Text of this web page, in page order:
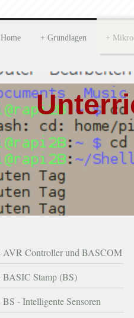
Home Grundlagen
AVR Controller und BASCOM
BASIC Stamp (BS)
BS - Intelligente Sensoren